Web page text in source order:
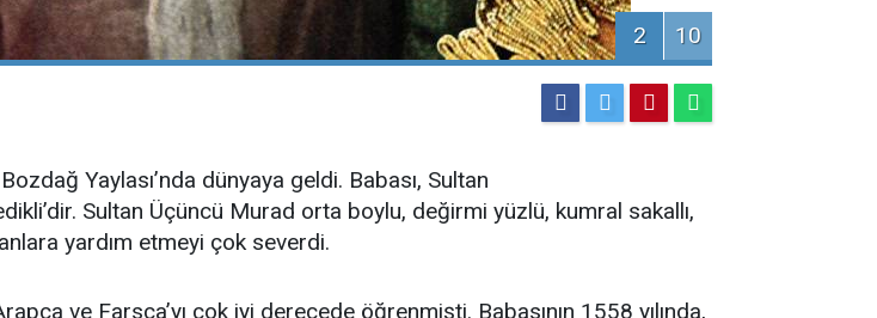
2 10
Yaylası’nda dünyaya geldi. Babası, Sultan
Sultan Üçüncü Murad orta boylu, değirmi yüzlü, kumral sakallı,
yardım etmeyi çok severdi.
ve Farsça’yı çok iyi derecede öğrenmişti. Babasının 1558 yılında,